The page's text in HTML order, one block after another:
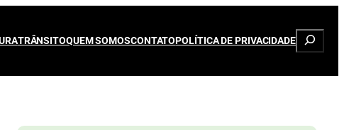
TRÂNSITOQUEM SOMOSCONTATOPOLÍTICA DE PRIVACIDADE